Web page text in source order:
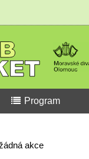
Program
akce